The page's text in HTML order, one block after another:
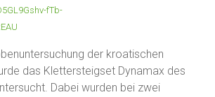
fTb-
der kroatischen
das Klettersteigset Dynamax des
Dabei wurden bei zwei